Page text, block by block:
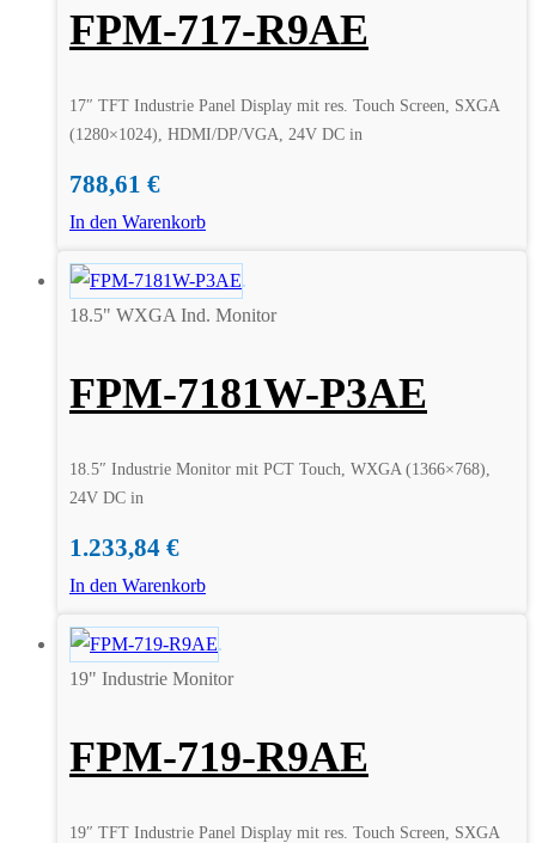
FPM-717-R9AE
17″ TFT Industrie Panel Display mit res. Touch Screen, SXGA
(1280×1024), HDMI/DP/VGA, 24V DC in
788,61 €
In den Warenkorb
18.5" WXGA Ind. Monitor
FPM-7181W-P3AE
18.5″ Industrie Monitor mit PCT Touch, WXGA (1366×768),
24V DC in
1.233,84 €
In den Warenkorb
19" Industrie Monitor
FPM-719-R9AE
19″ TFT Industrie Panel Display mit res. Touch Screen, SXGA